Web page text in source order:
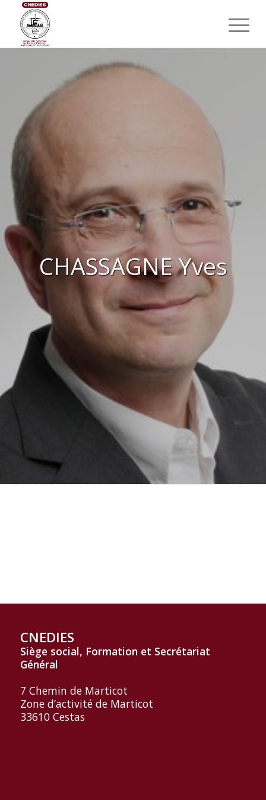
CHASSAGNE Yves
CNEDIES
Siège social, Formation et Secrétariat
Général
7 Chemin de Marticot
Zone d’activité de Marticot
33610 Cestas